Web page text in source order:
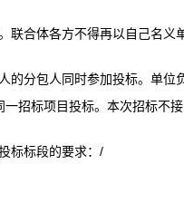
联合体各方不得再以自己名
的分包人同时参加投标。单
招标项目投标。本次招标不
标标段的要求：/